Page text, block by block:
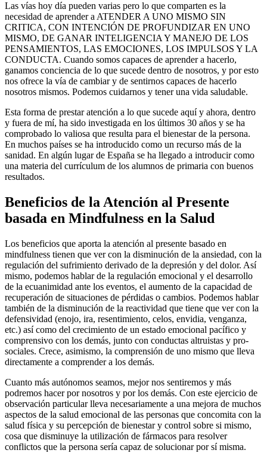
Las vías hoy día pueden varias pero lo que comparten es la
necesidad de aprender a ATENDER A UNO MISMO SIN
CRITICA, CON INTENCIÓN DE PROFUNDIZAR EN UNO
MISMO, DE GANAR INTELIGENCIA Y MANEJO DE LOS
PENSAMIENTOS, LAS EMOCIONES, LOS IMPULSOS Y LA
CONDUCTA. Cuando somos capaces de aprender a hacerlo,
ganamos conciencia de lo que sucede dentro de nosotros, y por esto
nos ofrece la vía de cambiar y de sentirnos capaces de hacerlo
nosotros mismos. Podemos cuidarnos y tener una vida saludable.
Esta forma de prestar atención a lo que sucede aquí y ahora, dentro
y fuera de mí, ha sido investigada en los últimos 30 años y se ha
comprobado lo valiosa que resulta para el bienestar de la persona.
En muchos países se ha introducido como un recurso más de la
sanidad. En algún lugar de España se ha llegado a introducir como
una materia del currículum de los alumnos de primaria con buenos
resultados.
Beneficios de la Atención al Presente
basada en Mindfulness en la Salud
Los beneficios que aporta la atención al presente basado en
mindfulness tienen que ver con la disminución de la ansiedad, con la
regulación del sufrimiento derivado de la depresión y del dolor. Así
mismo, podemos hablar de la regulación emocional y el desarrollo
de la ecuanimidad ante los eventos, el aumento de la capacidad de
recuperación de situaciones de pérdidas o cambios. Podemos hablar
también de la disminución de la reactividad que tiene que ver con la
defensividad (enojo, ira, resentimiento, celos, envidia, venganza,
etc.) así como del crecimiento de un estado emocional pacífico y
comprensivo con los demás, junto con conductas altruistas y pro-
sociales. Crece, asimismo, la comprensión de uno mismo que lleva
directamente a comprender a los demás.
Cuanto más autónomos seamos, mejor nos sentiremos y más
podremos hacer por nosotros y por los demás. Con este ejercicio de
observación particular lleva necesariamente a una mejora de muchos
aspectos de la salud emocional de las personas que concomita con la
salud física y su percepción de bienestar y control sobre si mismo,
cosa que disminuye la utilización de fármacos para resolver
conflictos que la persona sería capaz de solucionar por sí misma.